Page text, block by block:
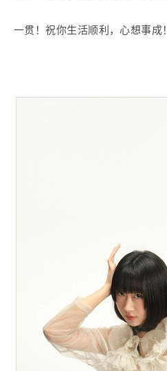
一贯！祝你生活顺利，心想事成！